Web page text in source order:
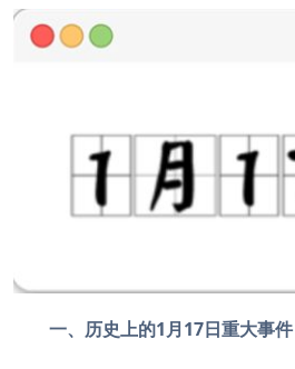
一、历史上的1月17日重大事件